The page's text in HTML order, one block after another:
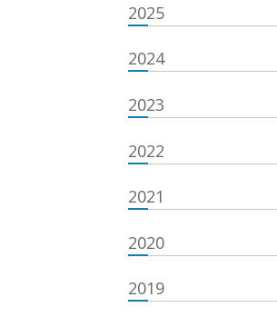
2025
2024
2023
2022
2021
2020
2019